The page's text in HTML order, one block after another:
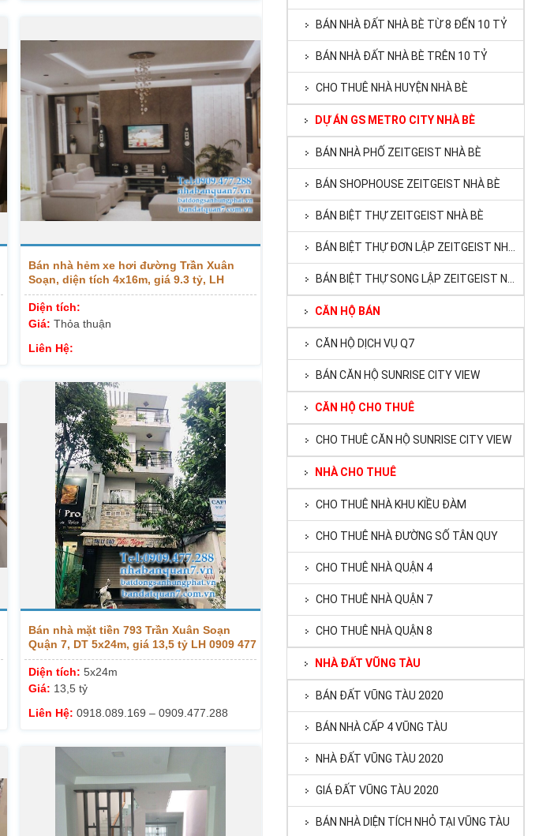
Bán nhà hẻm xe hơi đường Trần Xuân
Soạn, diện tích 4x16m, giá 9.3 tỷ, LH
0918.089.169
Diện tích:
Giá: Thỏa thuận
Liên Hệ:
Bán nhà mặt tiền 793 Trần Xuân Soạn
Quận 7, DT 5x24m, giá 13,5 tỷ LH 0909 477
288
Diện tích: 5x24m
Giá: 13,5 tỷ
Liên Hệ: 0918.089.169 – 0909.477.288
BÁN NHÀ ĐẤT NHÀ BÈ TỪ 8 ĐẾN 10 TỶ
BÁN NHÀ ĐẤT NHÀ BÈ TRÊN 10 TỶ
CHO THUÊ NHÀ HUYỆN NHÀ BÈ
DỰ ÁN GS METRO CITY NHÀ BÈ
BÁN NHÀ PHỐ ZEITGEIST NHÀ BÈ
BÁN SHOPHOUSE ZEITGEIST NHÀ BÈ
BÁN BIỆT THỰ ZEITGEIST NHÀ BÈ
CĂN HỘ BÁN
CĂN HỘ DỊCH VỤ Q7
BÁN CĂN HỘ SUNRISE CITY VIEW
CĂN HỘ CHO THUÊ
CHO THUÊ CĂN HỘ SUNRISE CITY VIEW
NHÀ CHO THUÊ
CHO THUÊ NHÀ KHU KIỀU ĐÀM
CHO THUÊ NHÀ ĐƯỜNG SỐ TÂN QUY
CHO THUÊ NHÀ QUẬN 4
CHO THUÊ NHÀ QUẬN 7
CHO THUÊ NHÀ QUẬN 8
NHÀ ĐẤT VŨNG TÀU
BÁN ĐẤT VŨNG TÀU 2020
BÁN NHÀ CẤP 4 VŨNG TÀU
NHÀ ĐẤT VŨNG TÀU 2020
GIÁ ĐẤT VŨNG TÀU 2020
BÁN NHÀ DIỆN TÍCH NHỎ TẠI VŨNG TÀU